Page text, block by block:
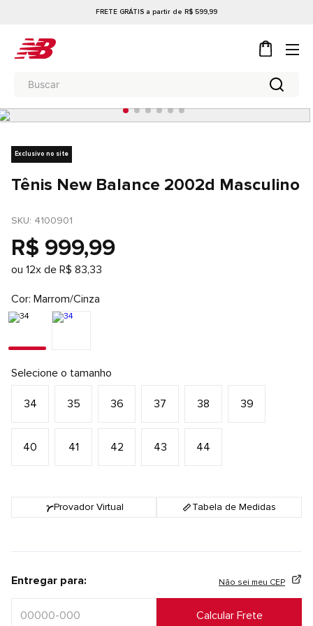
FRETE GRÁTIS a partir de R$ 599,99
Exclusivo no site
Tênis New Balance 2002d Masculino
SKU: 4100901
R$ 999,99
ou 12x de R$ 83,33
Cor Marrom/Cinza
Selecione o tamanho
34 35 36 37 38 39
40 41 42 43 44
Provador Virtual Tabela de Medidas
Entregar para: Não sei meu CEP